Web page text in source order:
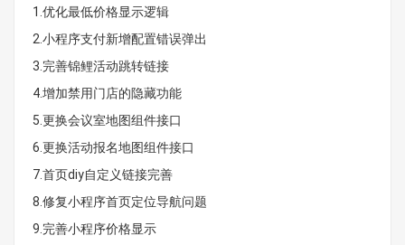
1.优化最低价格显示逻辑
2.小程序支付新增配置错误弹出
3.完善锦鲤活动跳转链接
4.增加禁用门店的隐藏功能
5.更换会议室地图组件接口
6.更换活动报名地图组件接口
7.首页diy自定义链接完善
8.修复小程序首页定位导航问题
9.完善小程序价格显示